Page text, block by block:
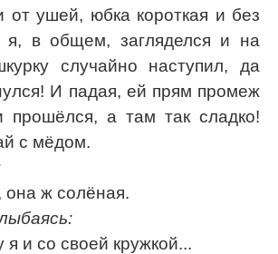
от ушей, юбка короткая и без
я, в общем, загляделся и на
случайно наступил, да
И падая, ей прям промеж
прошёлся, а там так сладко!
с мёдом.
ж солёная.
и со своей кружкой...